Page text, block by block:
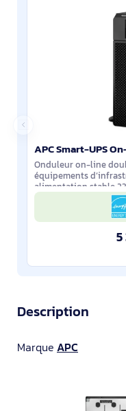
Onduleur on-line
équipements
alimentation stable
coupure. Format
Description
Marque APC